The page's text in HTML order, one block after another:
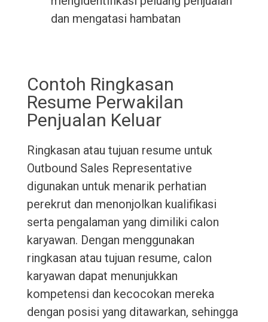
dan mengatasi hambatan
Contoh Ringkasan
Resume Perwakilan
Penjualan Keluar
Ringkasan atau tujuan resume untuk
Outbound Sales Representative
digunakan untuk menarik perhatian
perekrut dan menonjolkan kualifikasi
serta pengalaman yang dimiliki calon
karyawan. Dengan menggunakan
ringkasan atau tujuan resume, calon
karyawan dapat menunjukkan
kompetensi dan kecocokan mereka
dengan posisi yang ditawarkan, sehingga